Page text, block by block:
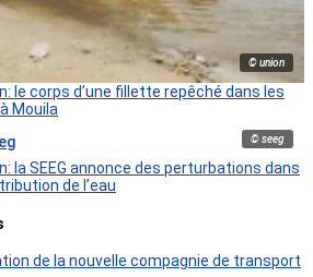
© union
le corps d’une fillette repêché dans les
Mouila
© seeg
la SEEG annonce des perturbations dans
de l’eau
de la nouvelle compagnie de transport